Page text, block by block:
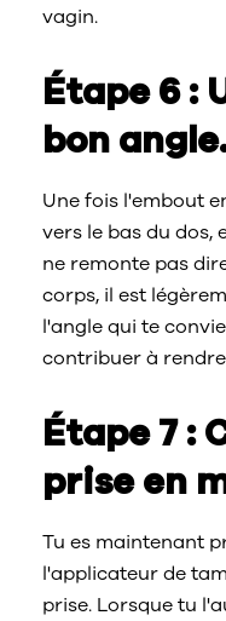
vagin.
Étape 6 :
bon
Une fois l'embout
vers le bas du dos,
ne remonte pas
corps, il est
l'angle qui te
contribuer à
Étape 7 :
prise en
Tu es maintenant
l'applicateur de
prise. Lorsque tu